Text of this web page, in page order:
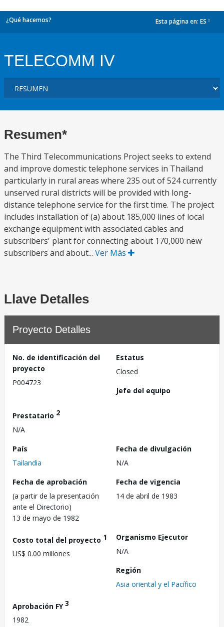
¿Qué hacemos? Esta página en: ES
TELECOMM IV
Resumen*
The Third Telecommunications Project seeks to extend
and improve domestic telephone services in Thailand
particularly in rural areas where 235 out of 524 currently
unserved rural districts will be provided with long-
distance telephone service for the first time. The project
includes installation of (a) about 185,000 lines of local
exchange equipment with associated cables and
subscribers' plant for connecting about 170,000 new
subscribers and about... Ver Más
Llave Detalles
Proyecto Detalles
No. de identificación del
proyecto
P004723
Estatus
Closed
Jefe del equipo
Prestatario 2
N/A
País
Tailandia
Fecha de divulgación
N/A
Fecha de aprobación
(a partir de la presentación
ante el Directorio)
13 de mayo de 1982
Fecha de vigencia
14 de abril de 1983
Costo total del proyecto 1
US$ 0.00 millones
Organismo Ejecutor
N/A
Región
Asia oriental y el Pacífico
Aprobación FY3
1982